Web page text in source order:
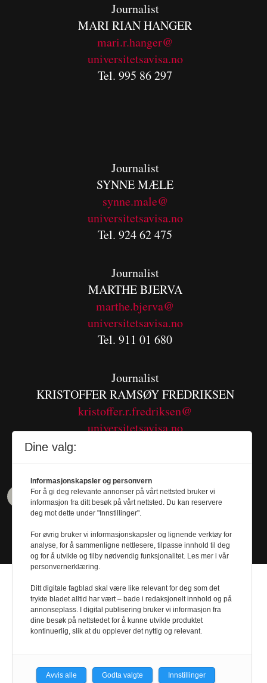
Journalist
MARI RIAN HANGER
mari.r.hanger@
universitetsavisa.no
Tel. 995 86 297
Journalist
SYNNE MÆLE
synne.male@
universitetsavisa.no
Tel. 924 62 475
Journalist
MARTHE BJERVA
marthe.bjerva@
universitetsavisa.no
Tel. 911 01 680
Journalist
KRISTOFFER RAMSØY FREDRIKSEN
kristoffer.r.fredriksen@
universitetsavisa.no
Design byNordström Design- Powered by
Dine valg:
Informasjonskapsler og personvern
For å gi deg relevante annonser på vårt nettsted bruker vi
informasjon fra ditt besøk på vårt nettsted. Du kan reservere
deg mot dette under "Innstillinger".
For øvrig bruker vi informasjonskapsler og lignende verktøy for
analyse, for å sammenligne nettlesere, tilpasse innhold til deg
og for å utvikle og tilby nødvendig funksjonalitet. Les mer i vår
personvernerklæring.
Ditt digitale fagblad skal være like relevant for deg som det
trykte bladet alltid har vært – bade i redaksjonelt innhold og på
annonseplass. I digital publisering bruker vi informasjon fra
dine besøk på nettstedet for å kunne utvikle produktet
kontinuerlig, slik at du opplever det nyttig og relevant.
Avvis alle Godta valgte Innstillinger